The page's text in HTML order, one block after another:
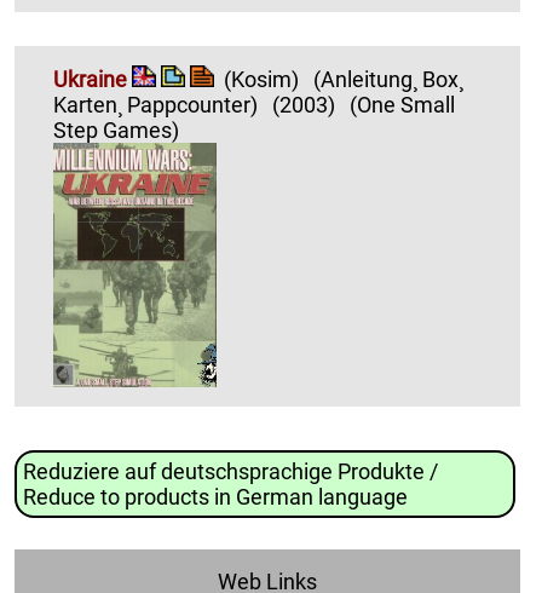
Ukraine (Kosim)
(Anleitung¸ Box¸
Karten¸ Pappcounter)
(2003)
(One Small
Step Games)
Reduziere auf deutschsprachige Produkte /
Reduce to products in German language
Web Links